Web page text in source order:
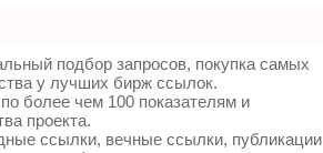
подбор запросов, покупка самых
у лучших бирж ссылок.
более чем 100 показателям и
проекта.
ссылки, вечные ссылки, публикации